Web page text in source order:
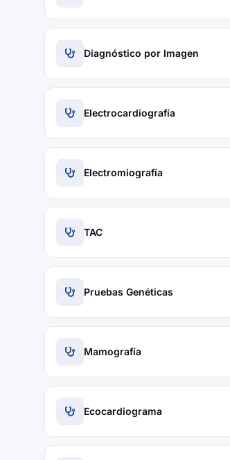
Diagnóstico por Imagen
Electrocardiografía
Electromiografía
TAC
Pruebas Genéticas
Mamografía
Ecocardiograma